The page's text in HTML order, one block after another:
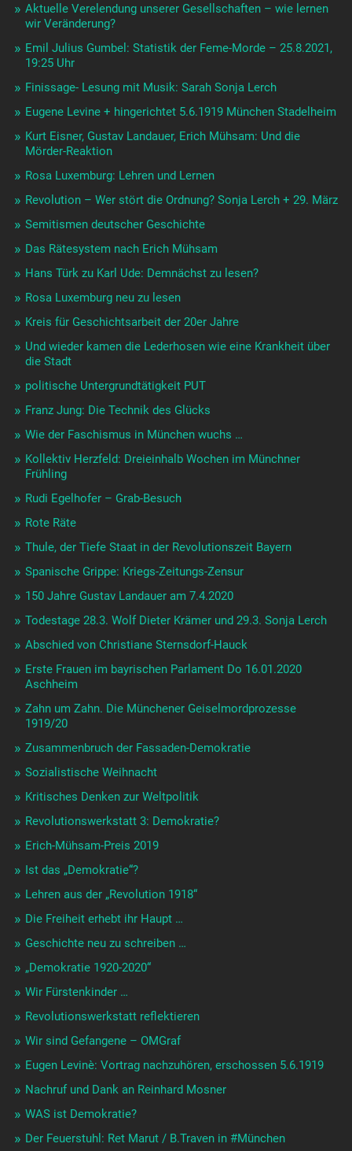
Aktuelle Verelendung unserer Gesellschaften – wie lernen
wir Veränderung?
Emil Julius Gumbel: Statistik der Feme-Morde – 25.8.2021,
19:25 Uhr
Finissage- Lesung mit Musik: Sarah Sonja Lerch
Eugene Levine + hingerichtet 5.6.1919 München Stadelheim
Kurt Eisner, Gustav Landauer, Erich Mühsam: Und die
Mörder-Reaktion
Rosa Luxemburg: Lehren und Lernen
Revolution – Wer stört die Ordnung? Sonja Lerch + 29. März
Semitismen deutscher Geschichte
Das Rätesystem nach Erich Mühsam
Hans Türk zu Karl Ude: Demnächst zu lesen?
Rosa Luxemburg neu zu lesen
Kreis für Geschichtsarbeit der 20er Jahre
Und wieder kamen die Lederhosen wie eine Krankheit über
die Stadt
politische Untergrundtätigkeit PUT
Franz Jung: Die Technik des Glücks
Wie der Faschismus in München wuchs …
Kollektiv Herzfeld: Dreieinhalb Wochen im Münchner
Frühling
Rudi Egelhofer – Grab-Besuch
Rote Räte
Thule, der Tiefe Staat in der Revolutionszeit Bayern
Spanische Grippe: Kriegs-Zeitungs-Zensur
150 Jahre Gustav Landauer am 7.4.2020
Todestage 28.3. Wolf Dieter Krämer und 29.3. Sonja Lerch
Abschied von Christiane Sternsdorf-Hauck
Erste Frauen im bayrischen Parlament Do 16.01.2020
Aschheim
Zahn um Zahn. Die Münchener Geiselmordprozesse
1919/20
Zusammenbruch der Fassaden-Demokratie
Sozialistische Weihnacht
Kritisches Denken zur Weltpolitik
Revolutionswerkstatt 3: Demokratie?
Erich-Mühsam-Preis 2019
Ist das „Demokratie“?
Lehren aus der „Revolution 1918“
Die Freiheit erhebt ihr Haupt …
Geschichte neu zu schreiben …
„Demokratie 1920-2020“
Wir Fürstenkinder …
Revolutionswerkstatt reflektieren
Wir sind Gefangene – OMGraf
Eugen Levinè: Vortrag nachzuhören, erschossen 5.6.1919
Nachruf und Dank an Reinhard Mosner
WAS ist Demokratie?
Der Feuerstuhl: Ret Marut / B.Traven in #München